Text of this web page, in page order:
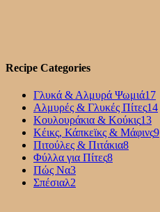
Recipe Categories
Γλυκά & Αλμυρά Ψωμιά17
Αλμυρές & Γλυκές Πίτες14
Κουλουράκια & Κούκις13
Κέικς, Κάπκεϊκς & Μάφινς9
Πιτούλες & Πιτάκια8
Φύλλα για Πίτες8
Πώς Να3
Σπέσιαλ2